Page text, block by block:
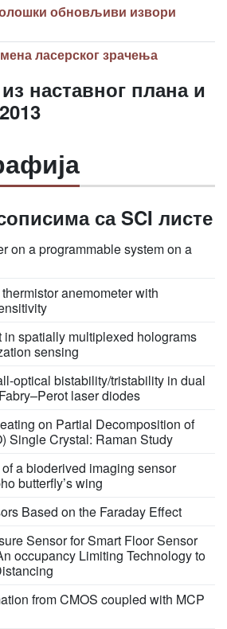
обновљиви извори
ласерског зрачења
наставног плана и
са SCI листе
on a programmable system on a
anemometer with
in spatially multiplexed holograms
sensing
optical bistability/tristability in dual
laser diodes
on Partial Decomposition of
Single Crystal: Raman Study
a bioderived imaging sensor
butterfly’s wing
Based on the Faraday Effect
Sensor for Smart Floor Sensor
occupancy Limiting Technology to
from CMOS coupled with MCP